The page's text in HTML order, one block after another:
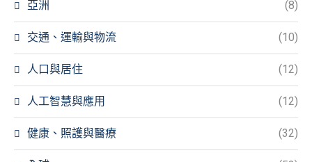
亞洲 (8)
交通、運輸與物流 (10)
人口與居住 (12)
人工智慧與應用 (12)
健康、照護與醫療 (32)